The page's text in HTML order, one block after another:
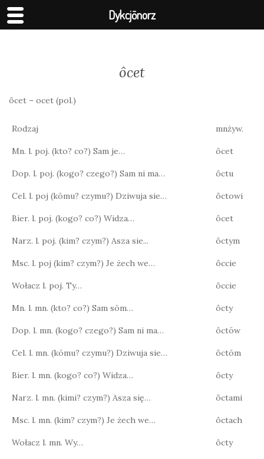
ôcet
ôcet – ocet (pol.)
Rodzaj mnżyw.
Mn. l. poj. (kto? co?) Sam je… ôcet
Dop. l. poj. (kogo? czego?) Sam ni ma… ôctu
Cel. l. poj (kōmu? czymu?) Dziwuja sie… ôctowi
Bier. l. poj. (kogo? co?) Widza… ôcet
Narz. l. poj. (kim? czym?) Asza sie... ôctym
Msc. l. poj (kim? czym?) Je żech we… ôccie
Wołacz l. poj. Ty… ôccie
Mn. l. mn. (kto? co?) Sam sōm… ôcty
Dop. l. mn. (kogo? czego?) Sam ni ma… ôctōw
Cel. l. mn. (kōmu? czymu?) Dziwuja sie… ôctōm
Bier. l. mn. (kogo? co?) Widza… ôcty
Narz. l. mn. (kimi? czym?) Asza się… ôctami
Msc. l. mn. (kim? czym?) Je żech we… ôctach
Wołacz l. mn. Wy… ôcty
Dykcjōnorz